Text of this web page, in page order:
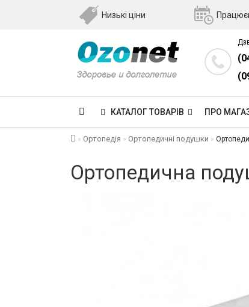
Низькі ціни
КАТАЛОГ ТОВАРІВ ПРО
Ортопедія Ортопедичні подушки
Ортопедична